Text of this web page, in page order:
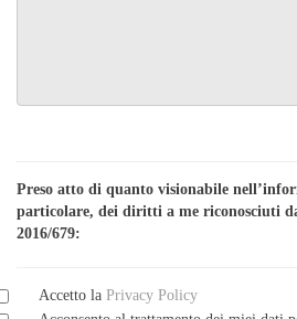
Preso atto di quanto visionabile
particolare, dei diritti a me riconosciuti
2016/679:
Accetto la Privacy Policy